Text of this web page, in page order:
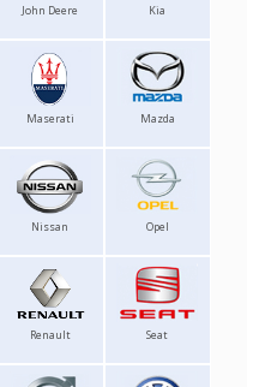
John Deere Kia
Maserati Mazda
Nissan Opel
Renault Seat